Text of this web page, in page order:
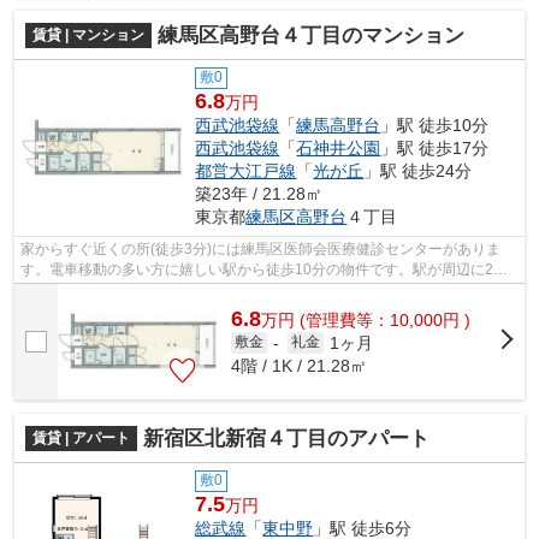
賃貸 | マンション 練馬区高野台４丁目のマンション
敷0
6.8万円
西武池袋線 「練馬高野台 」駅 徒歩10分
西武池袋線 「石神井公園 」駅 徒歩17分
都営大江戸線 「光が丘 」駅 徒歩24分
築23年 / 21.28㎡
東京都練馬区高野台 ４丁目
家からすぐ近くの所(徒歩3分)には練馬区医師会医療健診センターがありま
す。電車移動の多い方に嬉しい駅から徒歩10分の物件です。駅が周辺に2つ
6.8万円 (管理費等：10,000円 )
敷金 - 礼金
1ヶ月
4階 / 1K / 21.28㎡
賃貸 | アパート 新宿区北新宿４丁目のアパート
敷0
7.5万円
総武線 「東中野 」駅 徒歩6分